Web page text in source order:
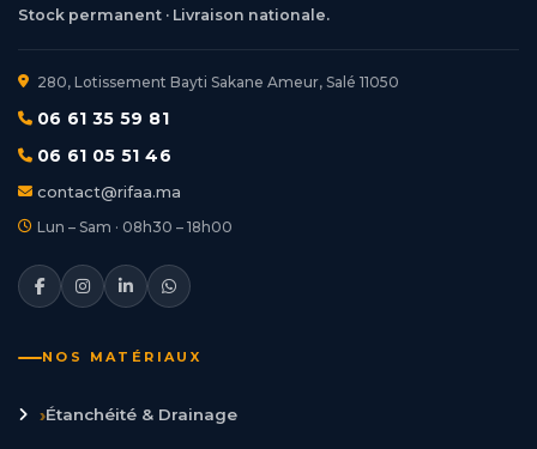
Stock permanent · Livraison nationale.
280, Lotissement Bayti Sakane Ameur, Salé 11050
06 61 35 59 81
06 61 05 51 46
contact@rifaa.ma
Lun – Sam · 08h30 – 18h00
NOS MATÉRIAUX
›Étanchéité & Drainage